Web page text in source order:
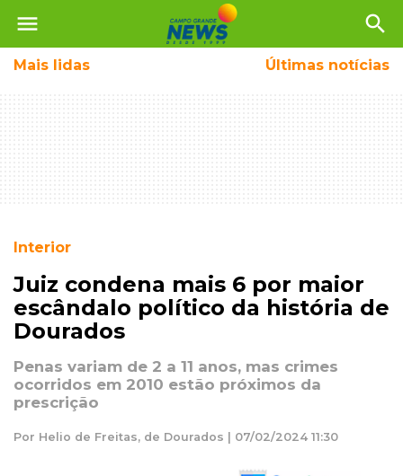
menu search
Mais lidas Últimas notícias
Interior
Juiz condena mais 6 por maior
escândalo político da história de
Dourados
Penas variam de 2 a 11 anos, mas crimes
ocorridos em 2010 estão próximos da
prescrição
Por Helio de Freitas, de Dourados | 07/02/2024 11:30